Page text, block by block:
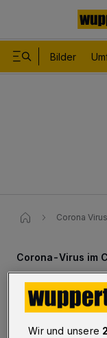
Bilder
Corona Virus
Corona-Virus im
infiziert,
Wir und unsere